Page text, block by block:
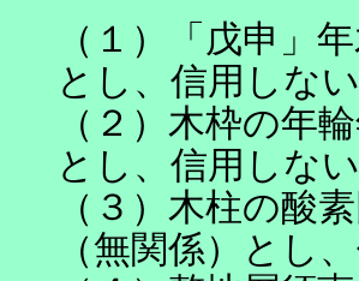
（１）「戊申」
とし、信用しな
（２）木枠の年
とし、信用しな
（３）木柱の酸
（無関係）とし